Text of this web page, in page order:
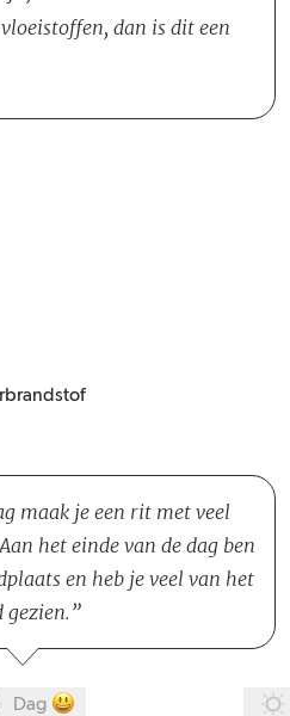
dan is dit een
maak je een rit met veel
het einde van de dag ben
en heb je veel van het
gezien.
Dag